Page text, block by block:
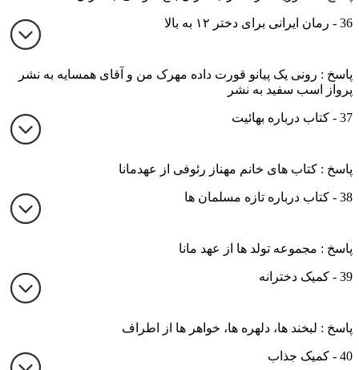
36 - رمان ایرانی برای دختر ۱۲ به بالا
پاسخ : رونی یک پیانو قورت داده مهرک من و آقای همسایه به نشر
پرواز اسب سفید به نشر
37 - کتاب درباره بهائیت
پاسخ : کتاب های خانم مهناز رئوفی از عهدمانا
38 - کتاب درباره تازه مسلمان ها
پاسخ : مجموعه تولد ها از عهد مانا
39 - کمیک دخترانه
پاسخ : لبخند ها، دلهره ها، خواهر ها از اطراف
40 - کمیک جذاب